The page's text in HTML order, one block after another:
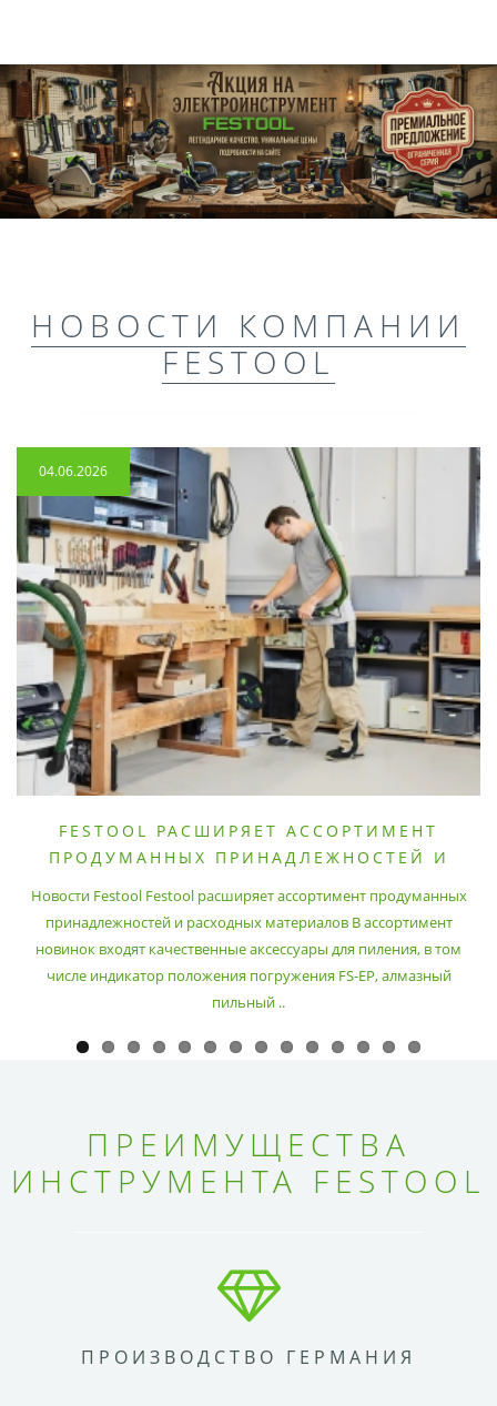
НОВОСТИ КОМПАНИИ
FESTOOL
04.06.2026
FESTOOL РАСШИРЯЕТ АССОРТИМЕНТ
ПРОДУМАННЫХ ПРИНАДЛЕЖНОСТЕЙ И
Новости Festool Festool расширяет ассортимент продуманных
принадлежностей и расходных материалов В ассортимент
новинок входят качественные аксессуары для пиления, в том
числе индикатор положения погружения FS-EP, алмазный
пильный ..
ПРЕИМУЩЕСТВА
ИНСТРУМЕНТА FESTOOL
ПРОИЗВОДСТВО ГЕРМАНИЯ